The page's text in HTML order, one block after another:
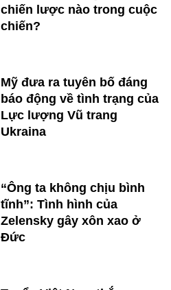
chiến lược nào trong cuộc
chiến?
Mỹ đưa ra tuyên bố đáng
báo động về tình trạng của
Lực lượng Vũ trang
Ukraina
“Ông ta không chịu bình
tĩnh”: Tình hình của
Zelensky gây xôn xao ở
Đức